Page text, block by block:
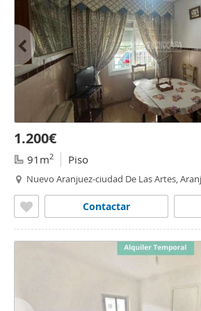
1.200€
91m2 Piso
Nuevo Aranjuez-ciudad De Las Artes,
Contactar